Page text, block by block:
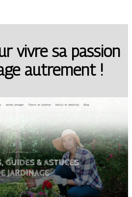
vivre sa passion
autrement !